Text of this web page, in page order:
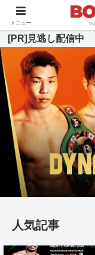
BOXING
[PR]見逃し配信中
人気記事
メニュー